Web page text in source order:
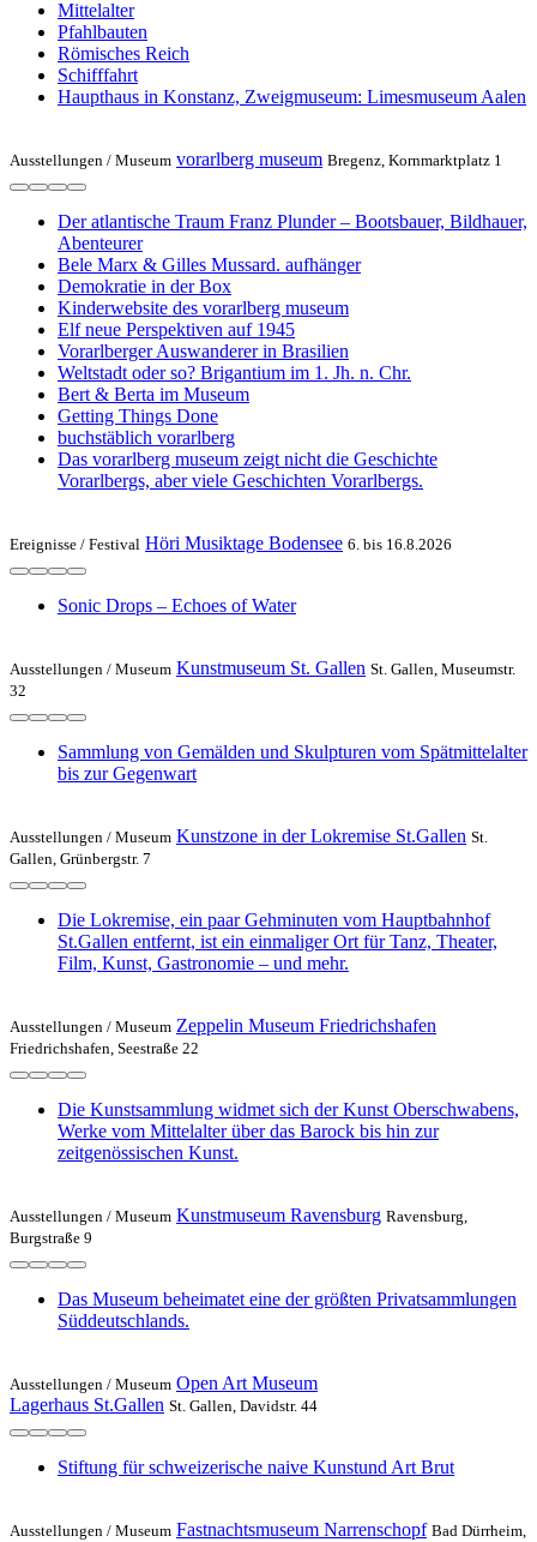
Mittelalter
Pfahlbauten
Römisches Reich
Schifffahrt
Haupthaus in Konstanz, Zweigmuseum: Limesmuseum Aalen
Ausstellungen / Museum vorarlberg museum Bregenz, Kornmarktplatz 1
Der atlantische Traum Franz Plunder – Bootsbauer, Bildhauer,
Abenteurer
Bele Marx & Gilles Mussard. aufhänger
Demokratie in der Box
Kinderwebsite des vorarlberg museum
Elf neue Perspektiven auf 1945
Vorarlberger Auswanderer in Brasilien
Weltstadt oder so? Brigantium im 1. Jh. n. Chr.
Bert & Berta im Museum
Getting Things Done
buchstäblich vorarlberg
Das vorarlberg museum zeigt nicht die Geschichte
Vorarlbergs, aber viele Geschichten Vorarlbergs.
Ereignisse / Festival Höri Musiktage Bodensee 6. bis 16.8.2026
Sonic Drops – Echoes of Water
Ausstellungen / Museum Kunstmuseum St. Gallen St. Gallen, Museumstr.
32
Sammlung von Gemälden und Skulpturen vom Spätmittelalter
bis zur Gegenwart
Ausstellungen / Museum Kunstzone in der Lokremise St.Gallen St.
Gallen, Grünbergstr. 7
Die Lokremise, ein paar Gehminuten vom Hauptbahnhof
St.Gallen entfernt, ist ein einmaliger Ort für Tanz, Theater,
Film, Kunst, Gastronomie – und mehr.
Ausstellungen / Museum Zeppelin Museum Friedrichshafen
Friedrichshafen, Seestraße 22
Die Kunstsammlung widmet sich der Kunst Oberschwabens,
Werke vom Mittelalter über das Barock bis hin zur
zeitgenössischen Kunst.
Ausstellungen / Museum Kunstmuseum Ravensburg Ravensburg,
Burgstraße 9
Das Museum beheimatet eine der größten Privatsammlungen
Süddeutschlands.
Ausstellungen / Museum Open Art Museum
Lagerhaus St.Gallen St. Gallen, Davidstr. 44
Stiftung für schweizerische naive Kunstund Art Brut
Ausstellungen / Museum Fastnachtsmuseum Narrenschopf Bad Dürrheim,